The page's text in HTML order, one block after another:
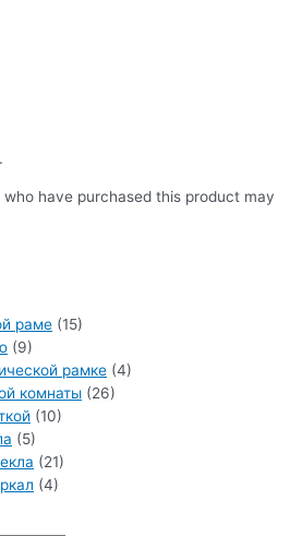
have purchased this product may
раме (15)
(9)
рамке (4)
комнаты (26)
(10)
(5)
(21)
(4)